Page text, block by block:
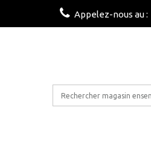
Appelez-nous au :